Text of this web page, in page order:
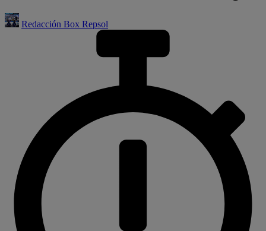
Redacción Box Repsol